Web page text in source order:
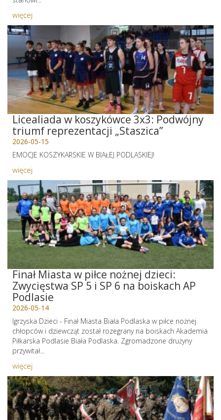
więcej
Licealiada w koszykówce 3x3: Podwójny
triumf reprezentacji „Staszica”
2026-05-15
EMOCJE KOSZYKARSKIE W BIAŁEJ PODLASKIEJ!
więcej
Finał Miasta w piłce nożnej dzieci:
Zwycięstwa SP 5 i SP 6 na boiskach AP
Podlasie
2026-05-14
Igrzyska Dzieci - Finał Miasta Biała Podlaska w piłce nożnej
chłopców i dziewcząt został rozegrany na boiskach Akademia
Piłkarska Podlasie Biała Podlaska. Zgromadzone drużyny
przywitał...
więcej